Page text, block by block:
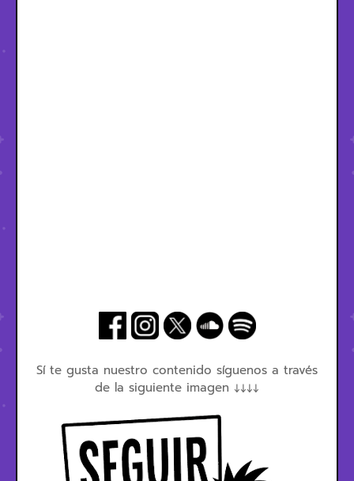
Sí te gusta nuestro contenido síguenos a través
de la siguiente imagen ↓↓↓↓